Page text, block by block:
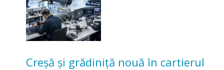
Creșă și grădiniță nouă în cartierul